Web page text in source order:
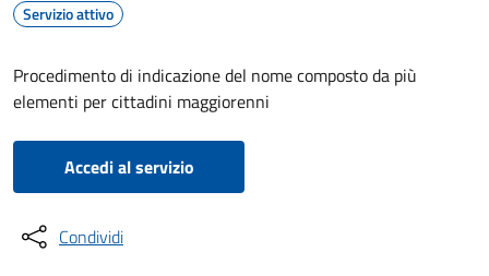
Servizio attivo
Procedimento di indicazione del nome composto da più
elementi per cittadini maggiorenni
Accedi al servizio
Condividi